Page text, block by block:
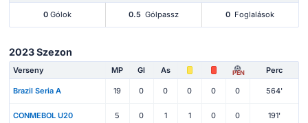
0Gólok 0.5 Gólpassz 0 Foglalások
2023 Szezon
Verseny MP Gl As PEN Perc
Brazil Seria A 19 0 0 0 0 0 564'
CONMEBOL U20 5 0 1 1 0 0 191'